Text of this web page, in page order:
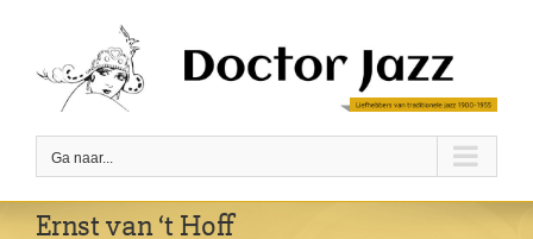
inhoud
Ga naar...
Ernst van ‘t Hoff